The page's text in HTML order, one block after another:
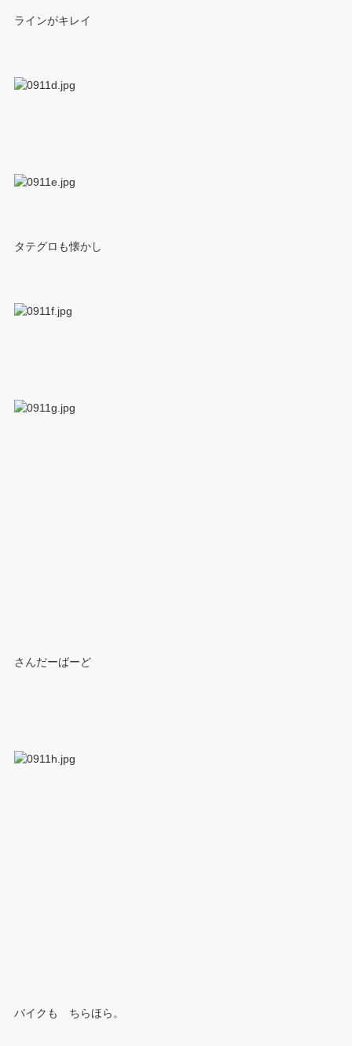
ラインがキレイ
タテグロも懐かし
さんだーばーど
バイクも ちらほら。